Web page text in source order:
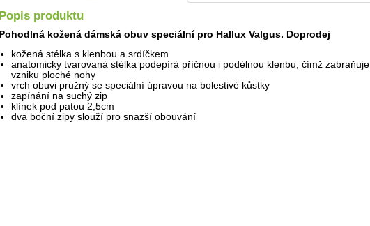
Popis produktu
Pohodlná kožená dámská obuv speciální pro Hallux Valgus. Doprodej
kožená stélka s klenbou a srdíčkem
anatomicky tvarovaná stélka podepírá příčnou i podélnou klenbu, čímž zabraňuje
vzniku ploché nohy
vrch obuvi pružný se speciální úpravou na bolestivé kůstky
zapínání na suchý zip
klínek pod patou 2,5cm
dva boční zipy slouží pro snazší obouvání